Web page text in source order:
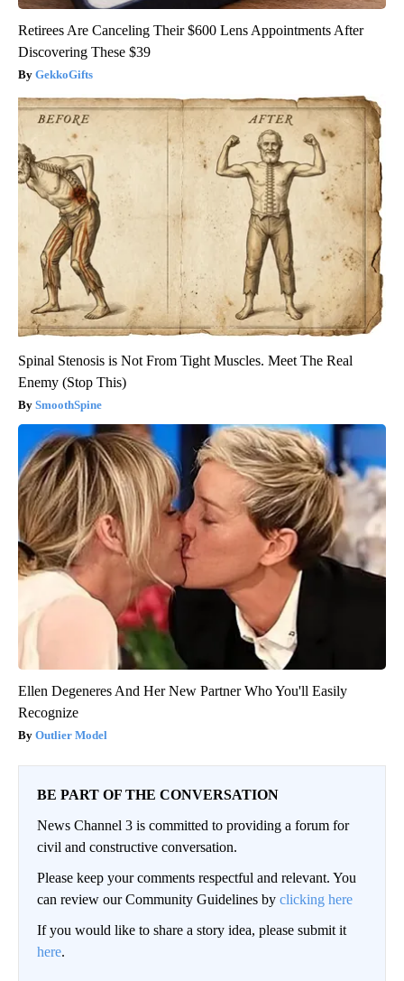
Retirees Are Canceling Their $600 Lens Appointments After
Discovering These $39
GekkoGifts
Spinal Stenosis is Not From Tight Muscles. Meet The Real
Enemy (Stop This)
SmoothSpine
Ellen Degeneres And Her New Partner Who You'll Easily
Recognize
Outlier Model
BE PART OF THE CONVERSATION
News Channel 3 is committed to providing a forum for
civil and constructive conversation.
Please keep your comments respectful and relevant. You
can review our Community Guidelines by clicking here
If you would like to share a story idea, please submit it
here.